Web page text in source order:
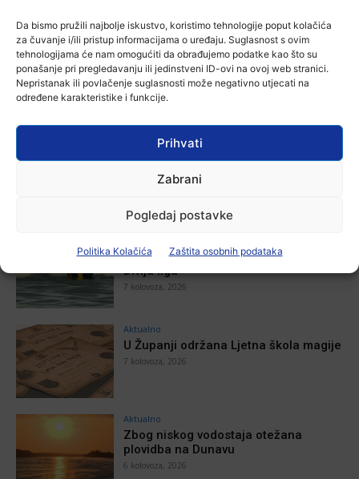
Da bismo pružili najbolje iskustvo, koristimo tehnologije poput kolačića
za čuvanje i/ili pristup informacijama o uređaju. Suglasnost s ovim
tehnologijama će nam omogućiti da obrađujemo podatke kao što su
ponašanje pri pregledavanju ili jedinstveni ID-ovi na ovoj web stranici.
Nepristanak ili povlačenje suglasnosti može negativno utjecati na
određene karakteristike i funkcije.
Prihvati
Zabrani
Pogledaj postavke
Politika Kolačića Zaštita osobnih podataka
plovidba na Dunavu
Ana Tokić - 6 kolovoza, 2026
Aktualno
stotu godišnjicu djelovanja
Za dva tjedna započinje još jedna
Divlja liga
7 kolovoza, 2026
Aktualno
U Županji održana Ljetna škola magije
7 kolovoza, 2026
Aktualno
Zbog niskog vodostaja otežana
plovidba na Dunavu
6 kolovoza, 2026